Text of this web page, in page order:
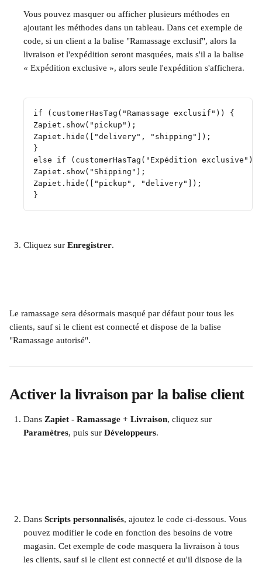
Vous pouvez masquer ou afficher plusieurs méthodes en
ajoutant les méthodes dans un tableau. Dans cet exemple de
code, si un client a la balise "Ramassage exclusif", alors la
livraison et l'expédition seront masquées, mais s'il a la balise
« Expédition exclusive », alors seule l'expédition s'affichera.
if (customerHasTag("Ramassage exclusif")) {
Zapiet.show("pickup");
Zapiet.hide(["delivery", "shipping"]);
}
else if (customerHasTag("Expédition
Zapiet.show("Shipping");
Zapiet.hide(["pickup", "delivery"]);
}
Cliquez sur Enregistrer.
Le ramassage sera désormais masqué par défaut pour tous les
clients, sauf si le client est connecté et dispose de la balise
"Ramassage autorisé".
Activer la livraison par la balise client
Dans Zapiet - Ramassage + Livraison, cliquez sur
Paramètres, puis sur Développeurs.
Dans Scripts personnalisés, ajoutez le code ci-dessous. Vous
pouvez modifier le code en fonction des besoins de votre
magasin. Cet exemple de code masquera la livraison à tous
les clients, sauf si le client est connecté et qu'il dispose de la